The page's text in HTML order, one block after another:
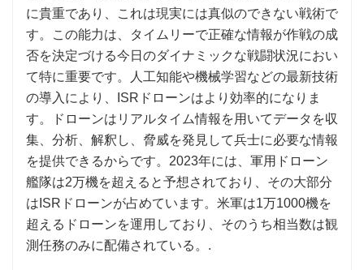
に貴重であり、これは現実には真似のできない戦術で
す。この能力は、タイムリーで正確な情報が作戦の成
否を決定づける今日のダイナミックな戦闘状況におい
て特に重要です。人工知能や機械学習などの最新技術
の導入により、ISRドローンはより効率的になりま
す。ドローンはリアルタイム情報を用いてデータを収
集、分析、解釈し、脅威を発見して兵士に必要な情報
を提供できるからです。2023年には、軍用ドローン
艦隊は2万機を超えると予想されており、その大部分
はISRドローンが占めています。米軍は1万1000機を
超えるドローンを運用しており、そのうち相当数は観
測任務のみに配備されている。.